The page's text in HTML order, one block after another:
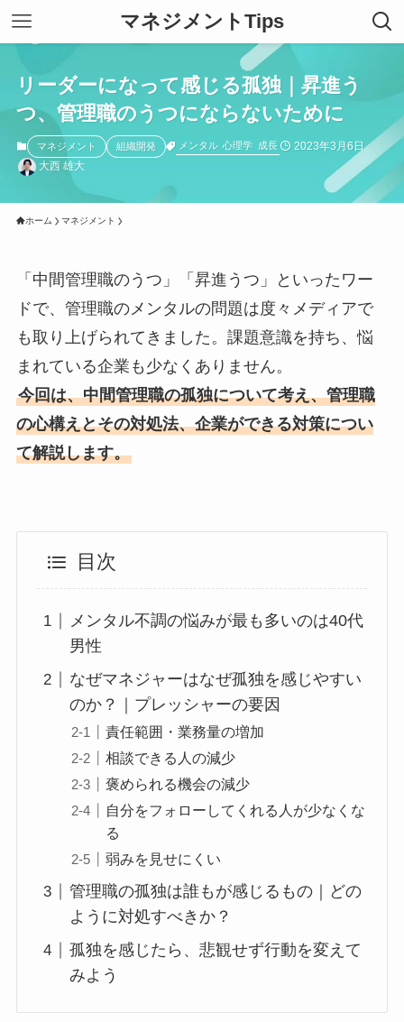
マネジメントTips
リーダーになって感じる孤独｜昇進う
つ、管理職のうつにならないために
マネジメント 組織開発 メンタル 心理学 成長
2023年3月6日
大西 雄大
ホーム マネジメント
「中間管理職のうつ」「昇進うつ」といったワー
ドで、管理職のメンタルの問題は度々メディアで
も取り上げられてきました。課題意識を持ち、悩
まれている企業も少なくありません。
今回は、中間管理職の孤独について考え、管理職
の心構えとその対処法、企業ができる対策につい
て解説します。
目次
メンタル不調の悩みが最も多いのは40代
男性
なぜマネジャーはなぜ孤独を感じやすい
のか？｜プレッシャーの要因
責任範囲・業務量の増加
相談できる人の減少
褒められる機会の減少
自分をフォローしてくれる人が少なくな
る
弱みを見せにくい
管理職の孤独は誰もが感じるもの｜どの
ように対処すべきか？
孤独を感じたら、悲観せず行動を変えて
みよう